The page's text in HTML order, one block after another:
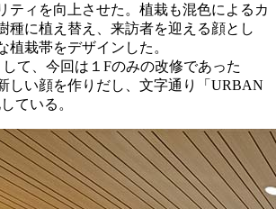
ティを向上させた。植栽も混色によるカ
種に植え替え、来訪者を迎える顔とし
植栽帯をデザインした。
て、今回は１Fのみの改修であった
しい顔を作りだし、文字通り「URBAN
ている。